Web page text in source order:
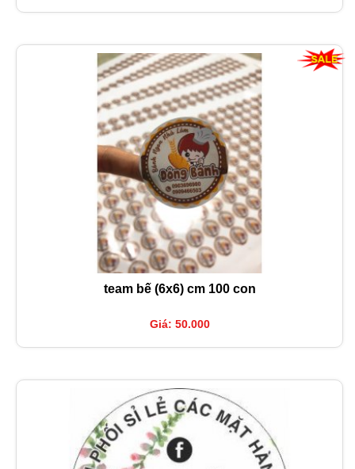
team bế (6x6) cm 100 con
Giá: 50.000